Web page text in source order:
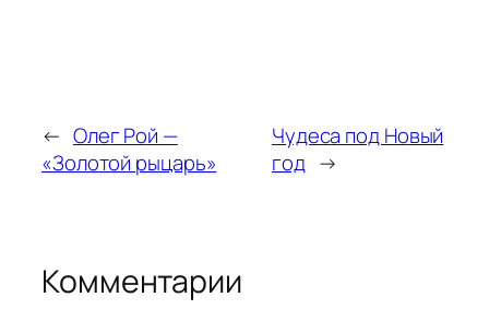
← Олег Рой —
«Золотой рыцарь»
Чудеса под Новый
год →
Комментарии